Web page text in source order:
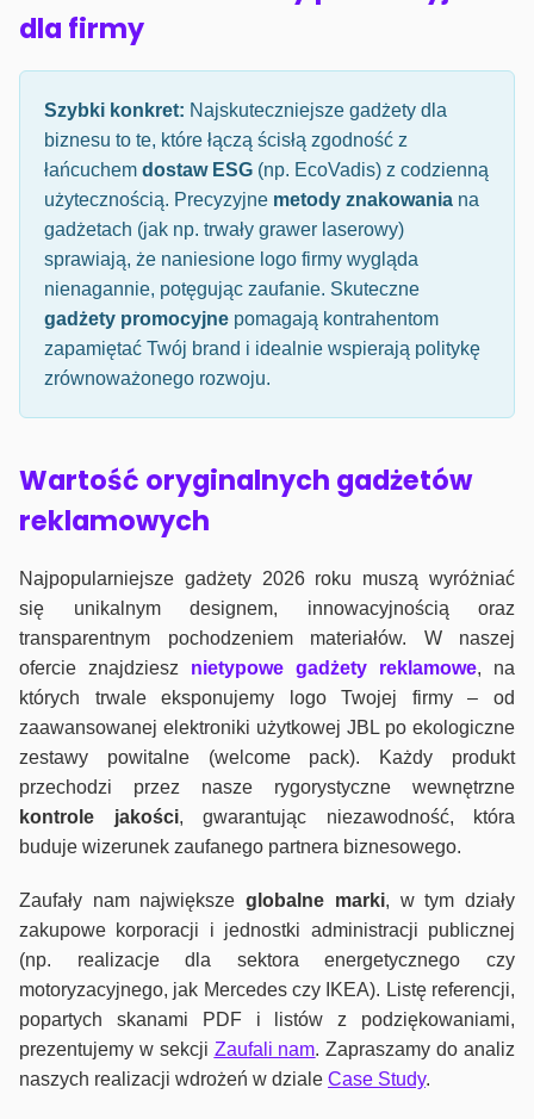
dla firmy
Szybki konkret: Najskuteczniejsze gadżety dla
biznesu to te, które łączą ścisłą zgodność z
łańcuchem dostaw ESG (np. EcoVadis) z codzienną
użytecznością. Precyzyjne metody znakowania na
gadżetach (jak np. trwały grawer laserowy)
sprawiają, że naniesione logo firmy wygląda
nienagannie, potęgując zaufanie. Skuteczne
gadżety promocyjne pomagają kontrahentom
zapamiętać Twój brand i idealnie wspierają politykę
zrównoważonego rozwoju.
Wartość oryginalnych gadżetów
reklamowych
Najpopularniejsze gadżety 2026 roku muszą wyróżniać
się unikalnym designem, innowacyjnością oraz
transparentnym pochodzeniem materiałów. W naszej
ofercie znajdziesz nietypowe gadżety reklamowe, na
których trwale eksponujemy logo Twojej firmy – od
zaawansowanej elektroniki użytkowej JBL po ekologiczne
zestawy powitalne (welcome pack). Każdy produkt
przechodzi przez nasze rygorystyczne wewnętrzne
kontrole jakości, gwarantując niezawodność, która
buduje wizerunek zaufanego partnera biznesowego.
Zaufały nam największeglobalne marki, w tym działy
zakupowe korporacji i jednostki administracji publicznej
(np. realizacje dla sektora energetycznego czy
motoryzacyjnego, jak Mercedes czy IKEA). Listę referencji,
popartych skanami PDF i listów z podziękowaniami,
prezentujemy w sekcji Zaufali nam. Zapraszamy do analiz
naszych realizacji wdrożeń w dziale Case Study.